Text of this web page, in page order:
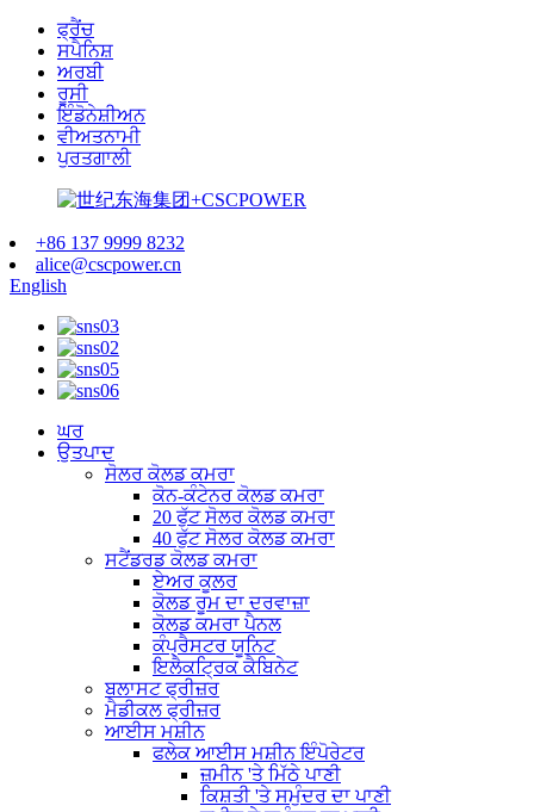
ਫ੍ਰੈਂਚ
ਸਪੈਨਿਸ਼
ਅਰਬੀ
ਰੂਸੀ
ਇੰਡੋਨੇਸ਼ੀਅਨ
ਵੀਅਤਨਾਮੀ
ਪੁਰਤਗਾਲੀ
+86 137 9999 8232
alice@cscpower.cn
English
ਘਰ
ਉਤਪਾਦ
ਸੋਲਰ ਕੋਲਡ ਕਮਰਾ
ਕੋਨ-ਕੰਟੇਨਰ ਕੋਲਡ ਕਮਰਾ
20 ਫੁੱਟ ਸੋਲਰ ਕੋਲਡ ਕਮਰਾ
40 ਫੁੱਟ ਸੋਲਰ ਕੋਲਡ ਕਮਰਾ
ਸਟੈਂਡਰਡ ਕੋਲਡ ਕਮਰਾ
ਏਅਰ ਕੂਲਰ
ਕੋਲਡ ਰੂਮ ਦਾ ਦਰਵਾਜ਼ਾ
ਕੋਲਡ ਕਮਰਾ ਪੈਨਲ
ਕੰਪ੍ਰੈਸਟਰ ਯੂਨਿਟ
ਇਲੈਕਟ੍ਰਿਕ ਕੈਬਿਨੇਟ
ਬਲਾਸਟ ਫ੍ਰੀਜ਼ਰ
ਮੈਡੀਕਲ ਫ੍ਰੀਜ਼ਰ
ਆਈਸ ਮਸ਼ੀਨ
ਫਲੇਕ ਆਈਸ ਮਸ਼ੀਨ ਇੰਪੋਰੇਟਰ
ਜ਼ਮੀਨ 'ਤੇ ਮਿੱਠੇ ਪਾਣੀ
ਕਿਸ਼ਤੀ 'ਤੇ ਸਮੁੰਦਰ ਦਾ ਪਾਣੀ